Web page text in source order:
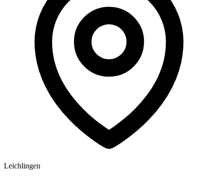
Leichlingen